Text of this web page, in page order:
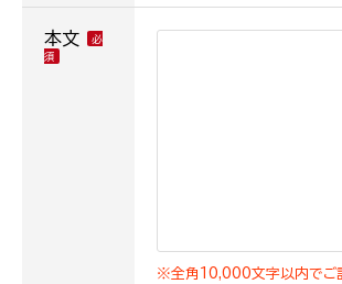
本文
※全角10,000文字以内でご